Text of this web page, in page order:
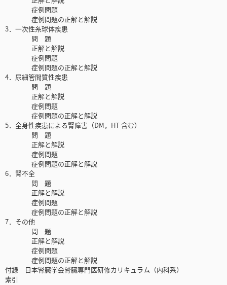
症例問題
症例問題の正解と解説
3．一次性糸球体疾患
問 題
正解と解説
症例問題
症例問題の正解と解説
4．尿細管間質性疾患
問 題
正解と解説
症例問題
症例問題の正解と解説
5．全身性疾患による腎障害（DM，HT 含む）
問 題
正解と解説
症例問題
症例問題の正解と解説
6．腎不全
問 題
正解と解説
症例問題
症例問題の正解と解説
7．その他
問 題
正解と解説
症例問題
症例問題の正解と解説
付録 日本腎臓学会腎臓専門医研修カリキュラム（内科系）
索引